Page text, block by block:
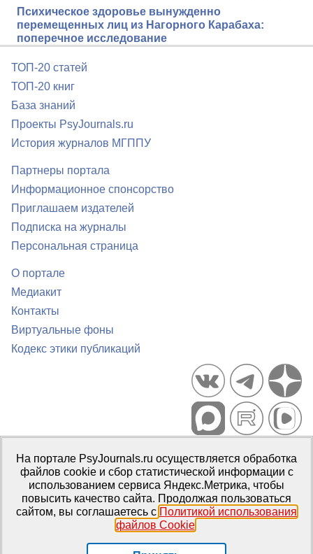
Психическое здоровье вынужденно
перемещенных лиц из Нагорного Карабаха:
поперечное исследование
ТОП-20 статей
ТОП-20 книг
База знаний
Проекты PsyJournals.ru
История журналов МГППУ
Партнеры портала
Информационное спонсорство
Приглашаем издателей
Подписка на журналы
Персональная страница
О портале
Медиакит
Контакты
Виртуальные фоны
Кодекс этики публикаций
Портал психологических изданий PsyJournals.ru, 2007–2026
Правила использования материалов
Свидетельство регистрации СМИЭл № ФС77-66447 от 14 июля
2016 г.
Издатель: ФГБОУ ВО МГППУ
На портале PsyJournals.ru осуществляется обработка
файлов cookie и сбор статистической информации с
использованием сервиса Яндекс.Метрика, чтобы
повысить качество сайта. Продолжая пользоваться
сайтом, вы соглашаетесь с Политикой использования
файлов Cookie.